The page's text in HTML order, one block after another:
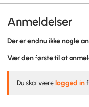
Anmeldelser
Der er endnu ikke nogle
Vær den første til at
Du skal være logged in